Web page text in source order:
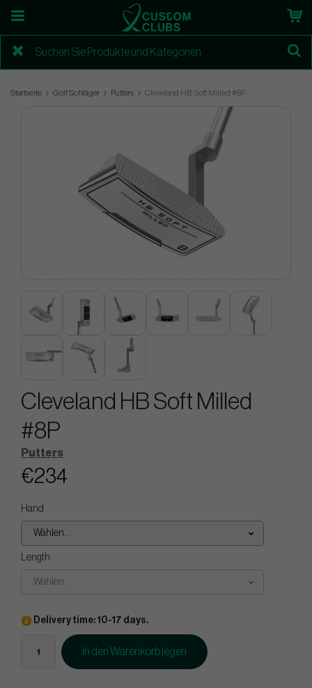
Startseite Golf Schläger Putters Cleveland HB Soft Milled #8P
Cleveland HB Soft Milled
#8P
Putters
€234
Hand
Wählen..
Length
Wählen..
Delivery time: 10-17 days.
In den Warenkorb legen